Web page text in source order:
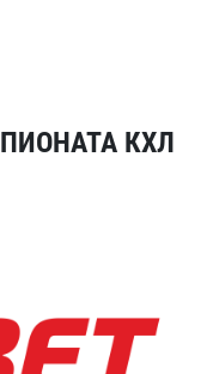
КХЛ